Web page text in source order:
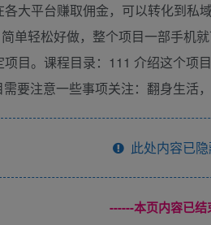
大平台赚取佣金，可以转化到
单轻松好做，整个项目一部手机
目。课程目录：111 介绍这个项
要注意一些事项关注：翻身生活
此处内容已
------本页内容已